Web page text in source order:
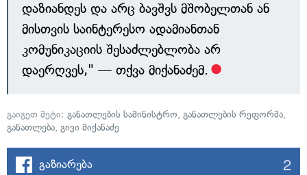
დაზიანდეს და არც ბავშვს მშობელთან ან
მისთვის საინტერესო ადამიანთან
კომუნიკაციის შესაძლებლობა არ
დაერღვეს," — თქვა მიქანაძემ.
გაიგეთ მეტი: განათლების სამინისტრო, განათლების რეფორმა,
განათლება, გივი მიქანაძე
გაზიარება 2